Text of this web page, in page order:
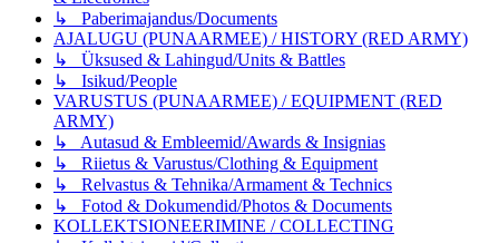
↳ Paberimajandus/Documents
AJALUGU (PUNAARMEE) / HISTORY (RED ARMY)
↳ Üksused & Lahingud/Units & Battles
↳ Isikud/People
VARUSTUS (PUNAARMEE) / EQUIPMENT (RED
ARMY)
↳ Autasud & Embleemid/Awards & Insignias
↳ Riietus & Varustus/Clothing & Equipment
↳ Relvastus & Tehnika/Armament & Technics
↳ Fotod & Dokumendid/Photos & Documents
KOLLEKTSIONEERIMINE / COLLECTING